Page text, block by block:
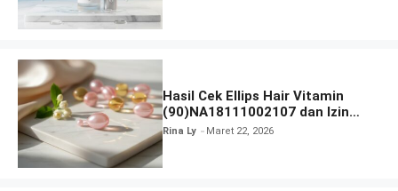
Hasil Cek Ellips Hair Vitamin
(90)NA18111002107 dan Izin
BPOM
Rina Ly Maret 22, 2026